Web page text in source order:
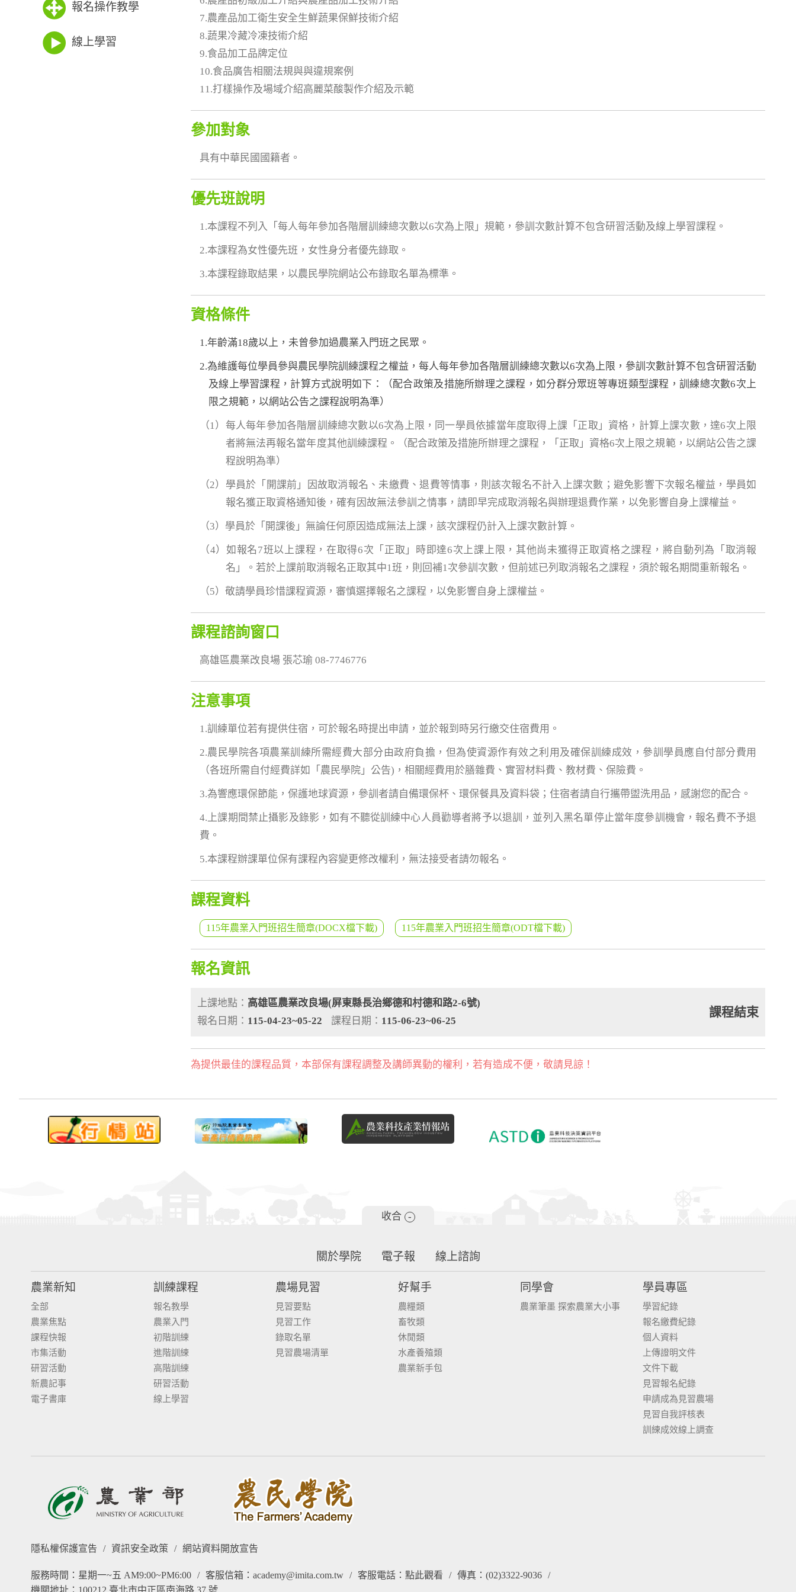
報名操作教學
線上學習
7.農產品加工衛生安全生鮮蔬果保鮮技術介紹
8.蔬果冷藏冷凍技術介紹
9.食品加工品牌定位
10.食品廣告相關法規與與違規案例
11.打樣操作及場域介紹高麗菜酸製作介紹及示範
參加對象
具有中華民國國籍者。
優先班說明
1.本課程不列入「每人每年參加各階層訓練總次數以6次為上限」規範，參訓次數計算不包含研習活動及線上學習課程。
2.本課程為女性優先班，女性身分者優先錄取。
3.本課程錄取結果，以農民學院網站公布錄取名單為標準。
資格條件
1.年齡滿18歲以上，未曾參加過農業入門班之民眾。
2.為維護每位學員參與農民學院訓練課程之權益，每人每年參加各階層訓練總次數以6次為上限，參訓次數計算不包含研習活動
及線上學習課程，計算方式說明如下：（配合政策及措施所辦理之課程，如分群分眾班等專班類型課程，訓練總次數6次上
限之規範，以網站公告之課程說明為準）
（1）每人每年參加各階層訓練總次數以6次為上限，同一學員依據當年度取得上課「正取」資格，計算上課次數，達6次上限
者將無法再報名當年度其他訓練課程。（配合政策及措施所辦理之課程，「正取」資格6次上限之規範，以網站公告之課
程說明為準）
（2）學員於「開課前」因故取消報名、未繳費、退費等情事，則該次報名不計入上課次數；避免影響下次報名權益，學員如
報名獲正取資格通知後，確有因故無法參訓之情事，請即早完成取消報名與辦理退費作業，以免影響自身上課權益。
（3）學員於「開課後」無論任何原因造成無法上課，該次課程仍計入上課次數計算。
（4）如報名7班以上課程，在取得6次「正取」時即達6次上課上限，其他尚未獲得正取資格之課程，將自動列為「取消報
名」。若於上課前取消報名正取其中1班，則回補1次參訓次數，但前述已列取消報名之課程，須於報名期間重新報名。
（5）敬請學員珍惜課程資源，審慎選擇報名之課程，以免影響自身上課權益。
課程諮詢窗口
高雄區農業改良場 張芯瑜 08-7746776
注意事項
1.訓練單位若有提供住宿，可於報名時提出申請，並於報到時另行繳交住宿費用。
2.農民學院各項農業訓練所需經費大部分由政府負擔，但為使資源作有效之利用及確保訓練成效，參訓學員應自付部分費用
（各班所需自付經費詳如「農民學院」公告)，相關經費用於膳雜費、實習材料費、教材費、保險費。
3.為響應環保節能，保護地球資源，參訓者請自備環保杯、環保餐具及資料袋；住宿者請自行攜帶盥洗用品，感謝您的配合。
4.上課期間禁止攝影及錄影，如有不聽從訓練中心人員勸導者將予以退訓，並列入黑名單停止當年度參訓機會，報名費不予退
費。
5.本課程辦課單位保有課程內容變更修改權利，無法接受者請勿報名。
課程資料
115年農業入門班招生簡章(DOCX檔下載) 115年農業入門班招生簡章(ODT檔下載)
報名資訊
課程結束
上課地點： 高雄區農業改良場(屏東縣長治鄉德和村德和路2-6號)
報名日期： 115-04-23~05-22 課程日期： 115-06-23~06-25
為提供最佳的課程品質，本部保有課程調整及講師異動的權利，若有造成不便，敬請見諒！
收合 -
關於學院 電子報 線上諮詢
農業新知
全部
農業焦點
課程快報
市集活動
研習活動
新農記事
電子書庫
訓練課程
報名教學
農業入門
初階訓練
進階訓練
高階訓練
研習活動
線上學習
農場見習
見習要點
見習工作
錄取名單
見習農場清單
好幫手
農糧類
畜牧類
休閒類
水產養殖類
農業新手包
同學會
農業筆墨 探索農業大小事
學員專區
學習紀錄
報名繳費紀錄
個人資料
上傳證明文件
文件下載
見習報名紀錄
申請成為見習農場
見習自我評核表
訓練成效線上調查
隱私權保護宣告 / 資訊安全政策 / 網站資料開放宣告
服務時間：星期一~五 AM9:00~PM6:00 / 客服信箱：academy@imita.com.tw / 客服電話： 點此觀看 / 傳真：(02)3322-9036 /
機關地址：100212 臺北市中正區南海路 37 號